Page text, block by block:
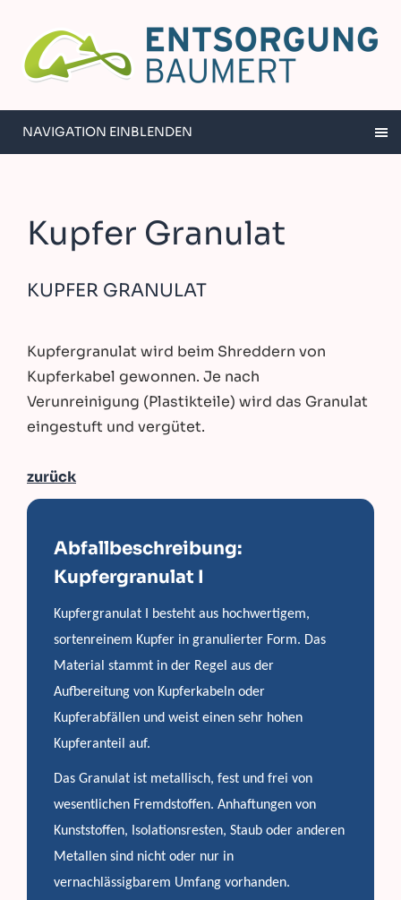
NAVIGATION EINBLENDEN
Kupfer Granulat
KUPFER GRANULAT
Kupfergranulat wird beim Shreddern von
Kupferkabel gewonnen. Je nach
Verunreinigung (Plastikteile) wird das Granulat
eingestuft und vergütet.
zurück
Abfallbeschreibung:
Kupfergranulat I
Kupfergranulat I besteht aus hochwertigem,
sortenreinem Kupfer in granulierter Form. Das
Material stammt in der Regel aus der
Aufbereitung von Kupferkabeln oder
Kupferabfällen und weist einen sehr hohen
Kupferanteil auf.
Das Granulat ist metallisch, fest und frei von
wesentlichen Fremdstoffen. Anhaftungen von
Kunststoffen, Isolationsresten, Staub oder anderen
Metallen sind nicht oder nur in
vernachlässigbarem Umfang vorhanden.